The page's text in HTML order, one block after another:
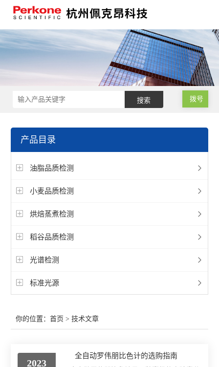
拨号
产品目录
油脂品质检测
小麦品质检测
烘焙蒸煮检测
稻谷品质检测
光谱检测
标准光源
你的位置：首页 > 技术文章
2023
全自动罗伟朋比色计的选购指南